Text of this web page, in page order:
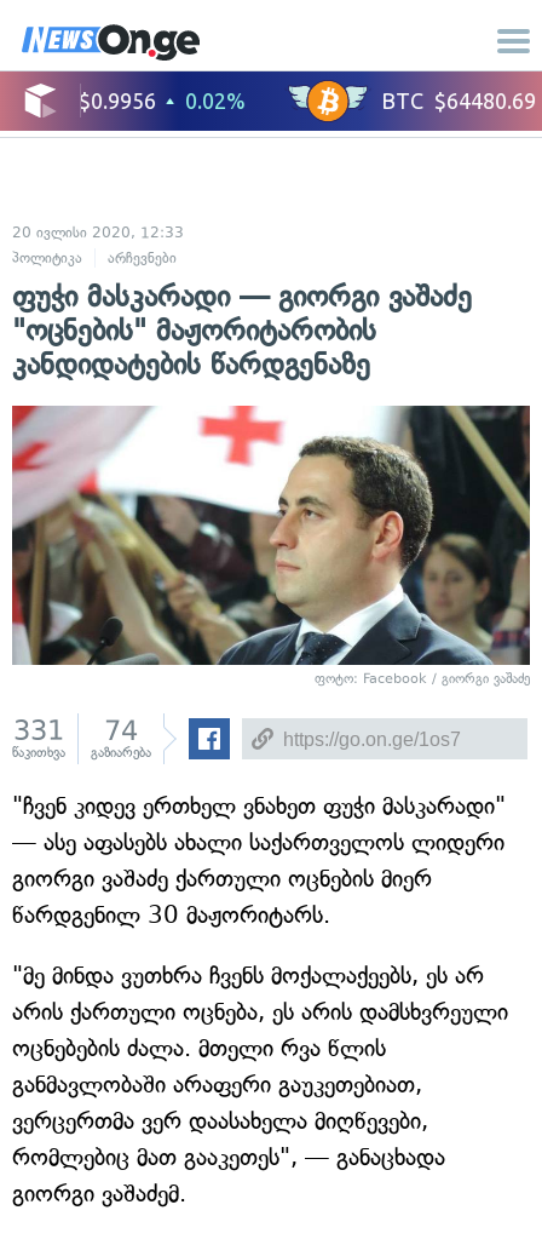
20 ივლისი 2020, 12:33
პოლიტიკა
არჩევნები
ფუჭი მასკარადი — გიორგი ვაშაძე
"ოცნების" მაჟორიტარობის
კანდიდატების წარდგენაზე
ფოტო: Facebook / გიორგი ვაშაძე
331
წაკითხვა
74
გაზიარება
"ჩვენ კიდევ ერთხელ ვნახეთ ფუჭი მასკარადი"
— ასე აფასებს ახალი საქართველოს ლიდერი
გიორგი ვაშაძე ქართული ოცნების მიერ
წარდგენილ 30 მაჟორიტარს.
"მე მინდა ვუთხრა ჩვენს მოქალაქეებს, ეს არ
არის ქართული ოცნება, ეს არის დამსხვრეული
ოცნებების ძალა. მთელი რვა წლის
განმავლობაში არაფერი გაუკეთებიათ,
ვერცერთმა ვერ დაასახელა მიღწევები,
რომლებიც მათ გააკეთეს", — განაცხადა
გიორგი ვაშაძემ.